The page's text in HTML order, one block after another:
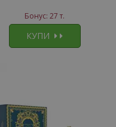
Бонус: 27 т.
КУПИ